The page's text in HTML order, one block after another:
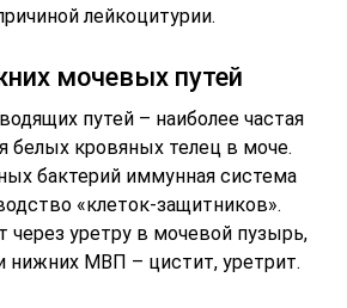
лейкоцитурии.
мочевых путей
путей – наиболее частая
белых кровяных телец в моче.
бактерий иммунная система
«клеток-защитников».
уретру в мочевой пузырь,
МВП – цистит, уретрит.